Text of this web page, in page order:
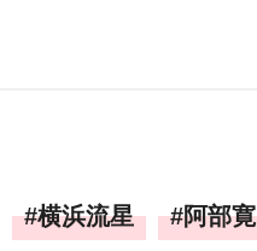
横浜流星 阿部寛